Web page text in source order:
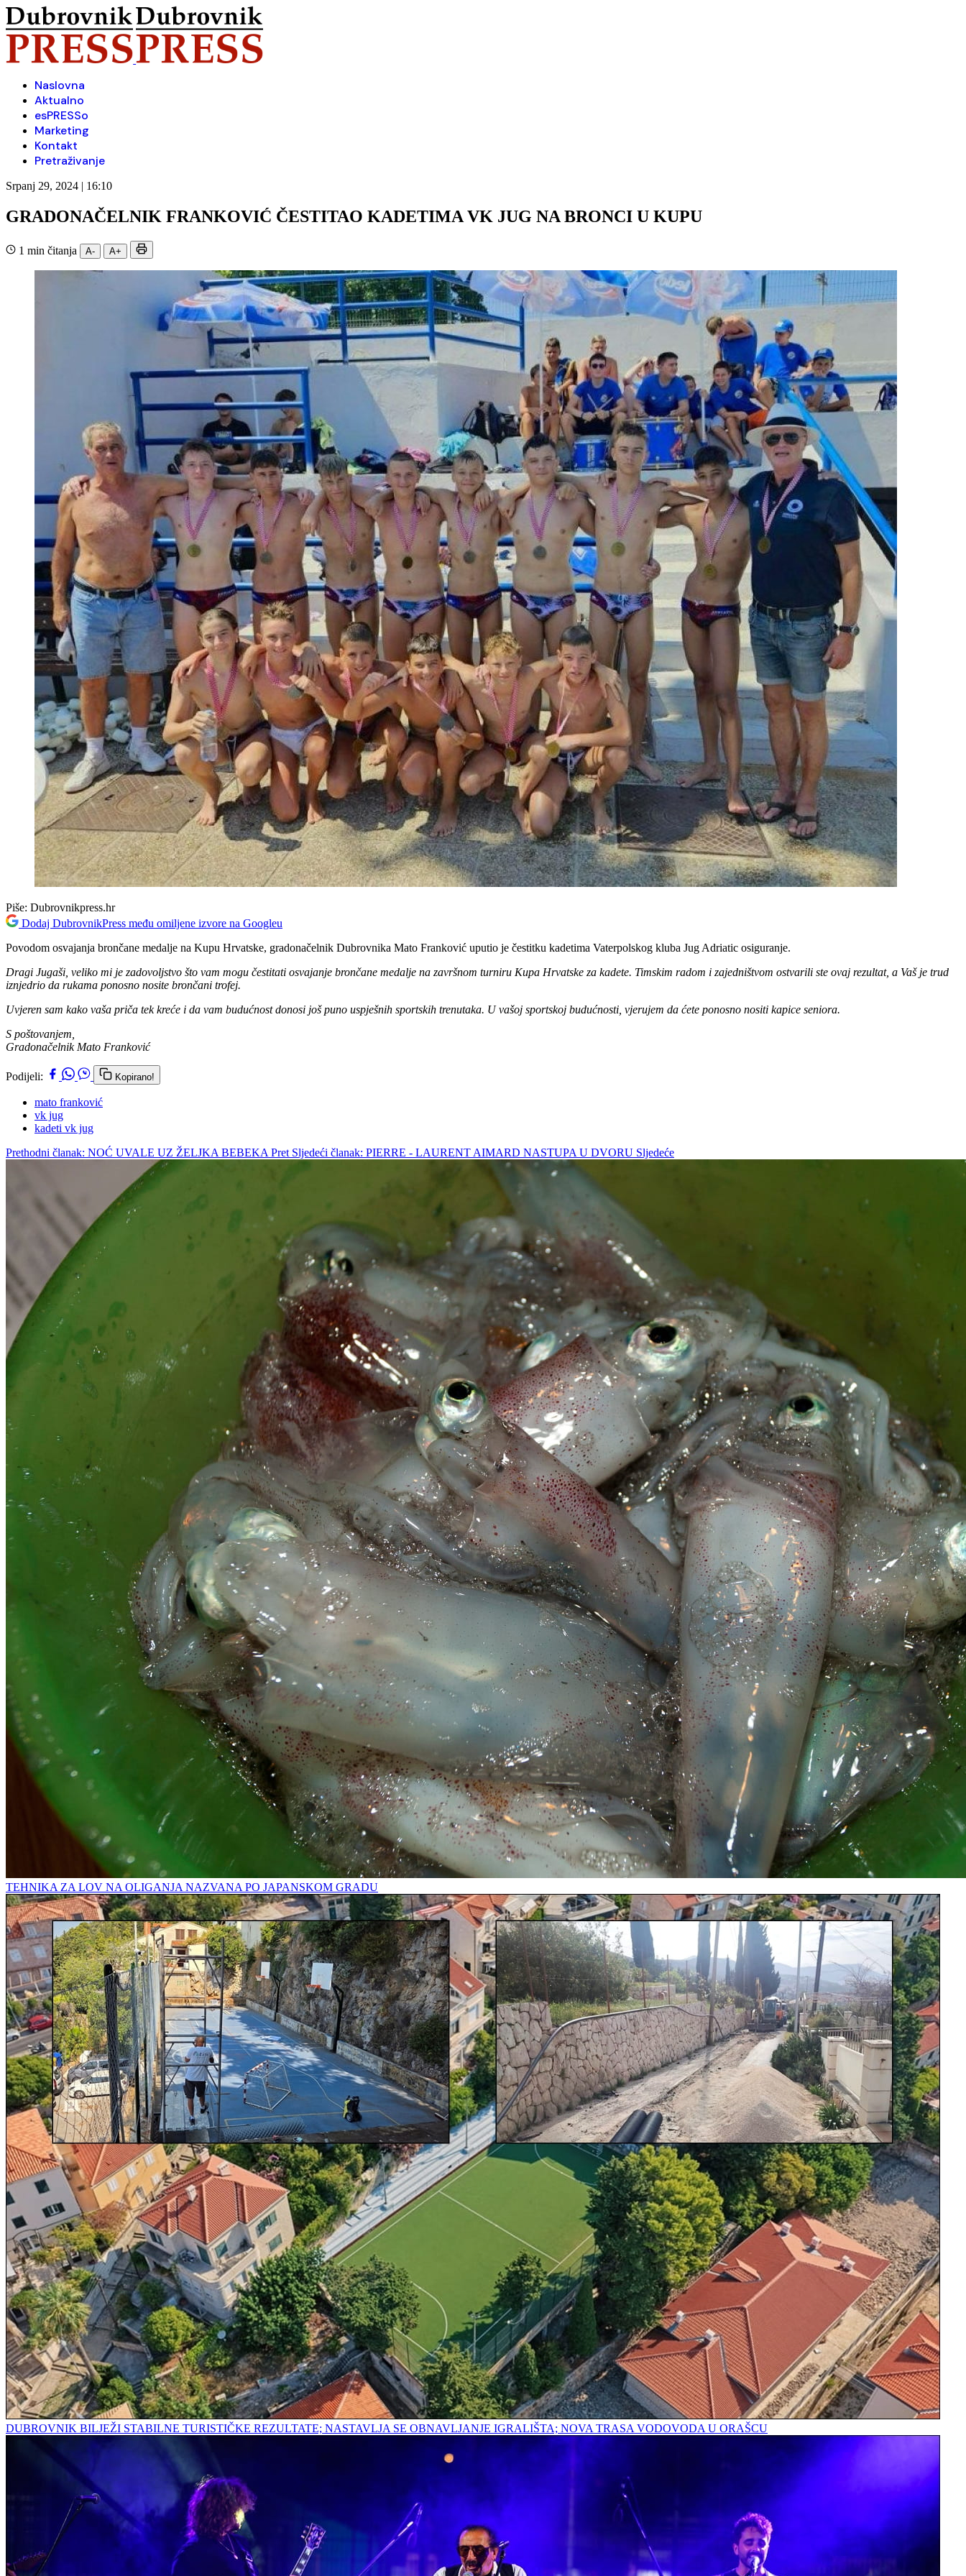
Naslovna
Aktualno
esPRESSo
Marketing
Kontakt
Pretraživanje
Srpanj 29, 2024 | 16:10
GRADONAČELNIK FRANKOVIĆ ČESTITAO KADETIMA VK JUG NA BRONCI U KUPU
1 min čitanja A- A+
Piše: Dubrovnikpress.hr
Dodaj DubrovnikPress među omiljene izvore na Googleu
Povodom osvajanja brončane medalje na Kupu Hrvatske, gradonačelnik Dubrovnika Mato Franković uputio je čestitku kadetima Vaterpolskog kluba Jug Adriatic osiguranje.
Dragi Jugaši, veliko mi je zadovoljstvo što vam mogu čestitati osvajanje brončane medalje na završnom turniru Kupa Hrvatske za kadete. Timskim radom i zajedništvom ostvarili ste ovaj rezultat, a Vaš je trud
iznjedrio da rukama ponosno nosite brončani trofej.
Uvjeren sam kako vaša priča tek kreće i da vam budućnost donosi još puno uspješnih sportskih trenutaka. U vašoj sportskoj budućnosti, vjerujem da ćete ponosno nositi kapice seniora.
S poštovanjem,
Gradonačelnik Mato Franković
Podijeli: Kopirano!
mato franković
vk jug
kadeti vk jug
Prethodni članak: NOĆ UVALE UZ ŽELJKA BEBEKA Pret Sljedeći članak: PIERRE - LAURENT AIMARD NASTUPA U DVORU Sljedeće
TEHNIKA ZA LOV NA OLIGANJA NAZVANA PO JAPANSKOM GRADU
DUBROVNIK BILJEŽI STABILNE TURISTIČKE REZULTATE; NASTAVLJA SE OBNAVLJANJE IGRALIŠTA; NOVA TRASA VODOVODA U ORAŠCU